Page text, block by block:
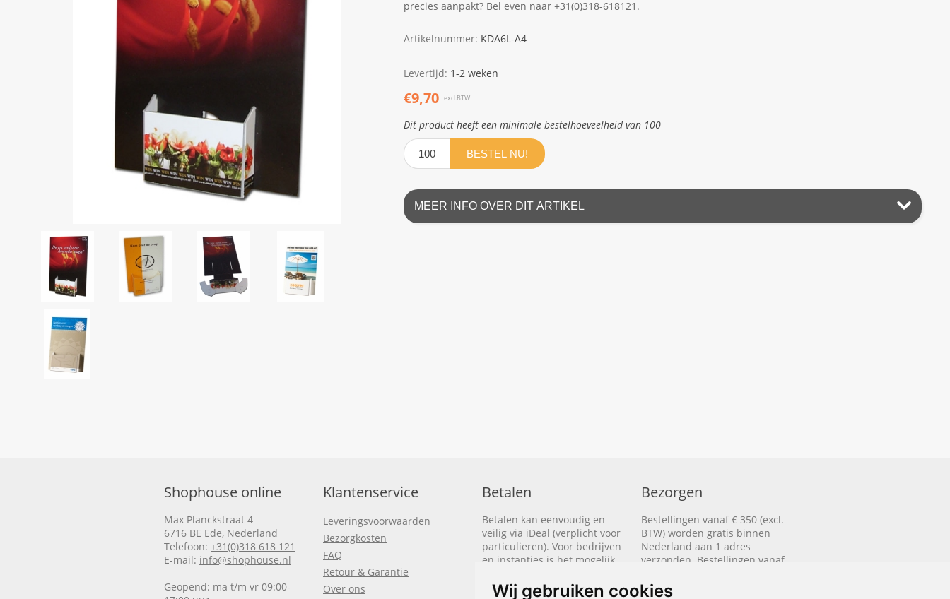
Wij gebruiken cookies
precies aanpakt? Bel even naar +31(0)318-618121.
Artikelnummer: KDA6L-A4
Levertijd: 1-2 weken
€9,70 excl.BTW
Dit product heeft een minimale bestelhoeveelheid van 100
BESTEL NU!
MEER INFO OVER DIT ARTIKEL
Shophouse online
Max Planckstraat 4
6716 BE Ede, Nederland
Telefoon: +31(0)318 618 121
E-mail: info@shophouse.nl
Geopend: ma t/m vr 09:00-
Klantenservice
Leveringsvoorwaarden
Bezorgkosten
FAQ
Retour & Garantie
Over ons
Betalen
Betalen kan eenvoudig en
veilig via iDeal (verplicht voor
particulieren). Voor bedrijven
en instanties is het mogelijk
We sturen je dan een factuur
Bezorgen
Bestellingen vanaf € 350 (excl.
BTW) worden gratis binnen
Nederland aan 1 adres
verzonden. Bestellingen vanaf
gratis naar België aan 1 adres